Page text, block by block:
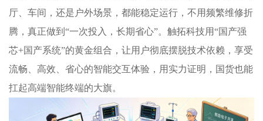
厅、车间，还是户外场景，都能稳定运行，不用频繁维修折
腾，真正做到“一次投入，长期省心”。触拓科技用“国产强
芯+国产系统”的黄金组合，让用户彻底摆脱技术依赖，享受
流畅、高效、省心的智能交互体验，用实力证明，国货也能
扛起高端智能终端的大旗。